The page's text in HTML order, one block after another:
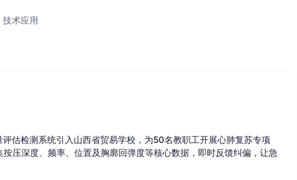
技术应用
估检测系统引入山西省贸易学校，为50名教职工开展心肺复苏专项
压深度、频率、位置及胸廓回弹度等核心数据，即时反馈纠偏，让急